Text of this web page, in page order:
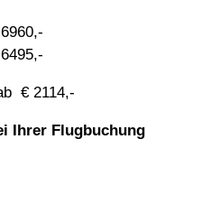
€ 2114,-
Ihrer Flug­bu­chung